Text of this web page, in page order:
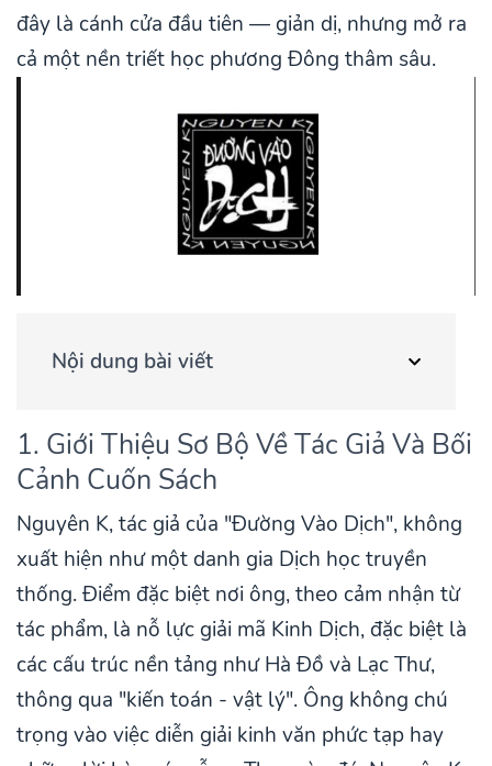
đây là cánh cửa đầu tiên — giản dị, nhưng mở ra
cả một nền triết học phương Đông thâm sâu.
Nội dung bài viết
1. Giới Thiệu Sơ Bộ Về Tác Giả Và Bối
Cảnh Cuốn Sách
Nguyên K, tác giả của "Đường Vào Dịch", không
xuất hiện như một danh gia Dịch học truyền
thống. Điểm đặc biệt nơi ông, theo cảm nhận từ
tác phẩm, là nỗ lực giải mã Kinh Dịch, đặc biệt là
các cấu trúc nền tảng như Hà Đồ và Lạc Thư,
thông qua "kiến toán - vật lý". Ông không chú
trọng vào việc diễn giải kinh văn phức tạp hay